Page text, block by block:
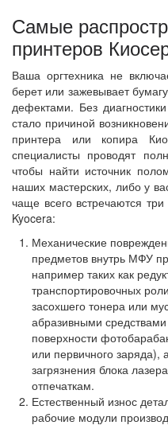
Самые
принтеров
Ваша оргтехника не
берет или зажевывает
дефектами. Без
стало причиной
принтера или копира
специалисты проводят
чтобы найти источник
наших мастерских, либо у
чаще всего встречаются три
Kyocera:
Механические
предметов внутрь МФУ
например таких как
транспортировочных
засохшего тонера или
абразивными
поверхности
или первичного заряда),
загрязнения блока
отпечаткам.
Естественный износ
рабочие модули